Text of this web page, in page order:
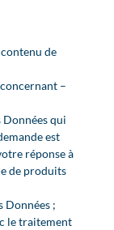
de
–
Données qui
est
réponse à
de produits
Données ;
le traitement